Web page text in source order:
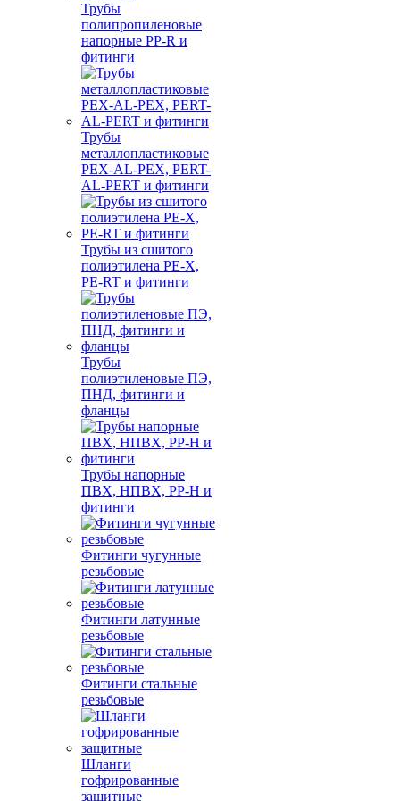
Трубы
полипропиленовые
напорные PP-R и
фитинги
Трубы
металлопластиковые
PEX-AL-PEX, PERT-
AL-PERT и фитинги
Трубы из сшитого
полиэтилена PE-X,
PE-RT и фитинги
Трубы
полиэтиленовые ПЭ,
ПНД, фитинги и
фланцы
Трубы напорные
ПВХ, НПВХ, PP-H и
фитинги
Фитинги чугунные
резьбовые
Фитинги латунные
резьбовые
Фитинги стальные
резьбовые
Шланги
гофрированные
защитные